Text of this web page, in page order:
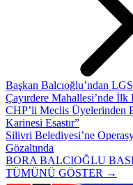
Başkan Balcıoğlu’ndan
Çayırdere Mahallesi’nde
CHP’li Meclis Üyelerinden
Karinesi Esastır”
Silivri Belediyesi’ne
Gözaltında
BORA BALCIOĞLU
TÜMÜNÜ GÖSTER →